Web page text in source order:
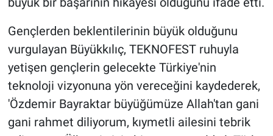
Gençlerden beklentilerinin büyük olduğunu
vurgulayan Büyükkılıç, TEKNOFEST ruhuyla
yetişen gençlerin gelecekte Türkiye'nin
teknoloji vizyonuna yön vereceğini kaydederek,
'Özdemir Bayraktar büyüğümüze Allah'tan gani
gani rahmet diliyorum, kıymetli ailesini tebrik